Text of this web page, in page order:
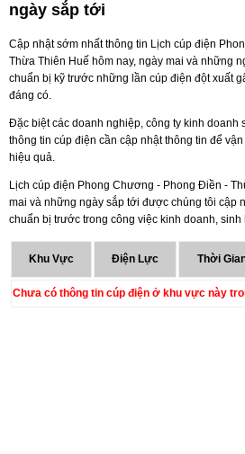
ngày sắp tới
Cập nhật sớm nhất thông tin Lịch cúp điện
Thừa Thiên Huế hôm nay, ngày mai và những
chuẩn bị kỹ trước những lần cúp điện đột xuất
đáng có.
Đặc biệt các doanh nghiệp, công ty kinh doanh
thông tin cúp điện cần cập nhật thông tin để
hiệu quả.
Lịch cúp điện Phong Chương - Phong Điền -
mai và những ngày sắp tới được chúng tôi cập
chuẩn bị trước trong công việc kinh doanh, sinh
Khu Vực Điện Lực Thời
Chưa có thông tin cúp điện ở khu vực này